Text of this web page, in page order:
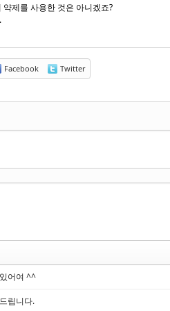
약제를 사용한 것은 아니겠죠?
Facebook Twitter
어여 ^^
립니다.
스케치북5
스케치북5